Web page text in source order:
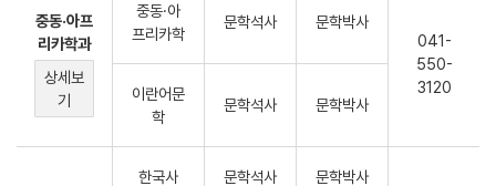
중동·아프
리카학과
상세보
기
중동·아
프리카학
문학석사
문학박사
041-
550-
3120
이란어문
학
문학석사 문학박사
한국사 문학석사 문학박사